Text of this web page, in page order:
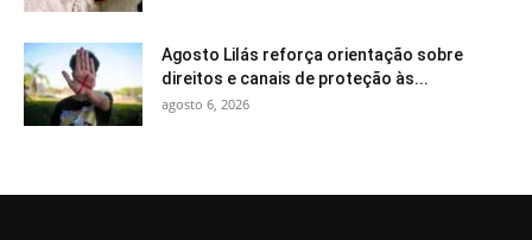
Agosto Lilás reforça orientação sobre
direitos e canais de proteção às...
agosto 6, 2026